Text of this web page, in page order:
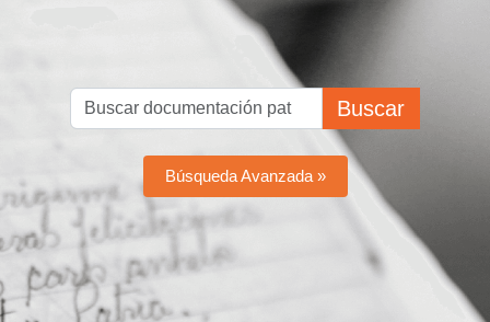
Buscar
Búsqueda Avanzada »